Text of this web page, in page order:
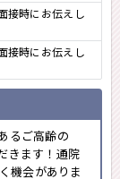
接時にお伝えし
接時にお伝えし
るご高齢の
きます！通院
機会がありま